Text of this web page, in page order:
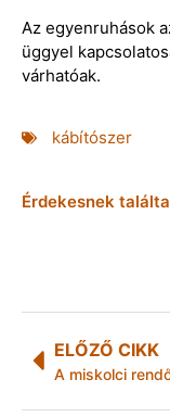
Az egyenruhások
üggyel
várhatóak.
kábítószer
Érdekesnek
ELŐZŐ CIKK